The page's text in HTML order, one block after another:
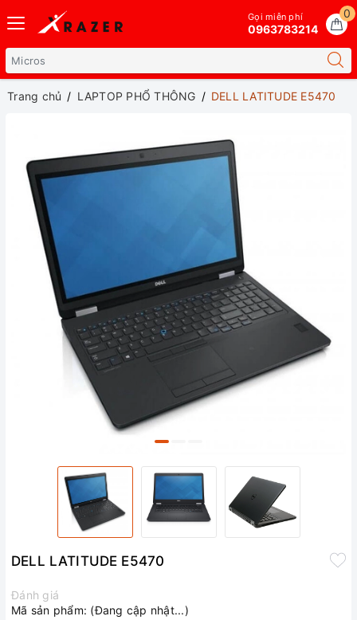
0
Gọi miễn phí
0963783214
Trang chủ LAPTOP PHỔ THÔNG DELL LATITUDE E5470
DELL LATITUDE E5470
Đánh giá
Mã sản phẩm: (Đang cập nhật...)